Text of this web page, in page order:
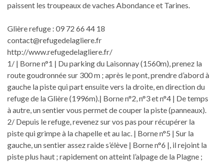
paissent les troupeaux de vaches Abondance et Tarines.
Glière refuge : 09 72 66 44 18
contact@refugedelagliere.fr
http://www.refugedelagliere.fr/
1/ | Borne n°1 | Du parking du Laisonnay (1560m), prenez la
route goudronnée sur 300 m ; après le pont, prendre d’abord à
gauche la piste qui part ensuite vers la droite, en direction du
refuge de la Glière (1996m).| Borne n°2, n°3 et n°4 | De temps
à autre, un sentier vous permet de couper la piste (panneaux).
2/ Depuis le refuge, revenez sur vos pas pour récupérer la
piste qui grimpe à la chapelle et au lac. | Borne n°5 | Sur la
gauche, un sentier assez raide s’élève | Borne n°6 |, il rejoint la
piste plus haut ; rapidement on atteint l’alpage de la Plagne ;